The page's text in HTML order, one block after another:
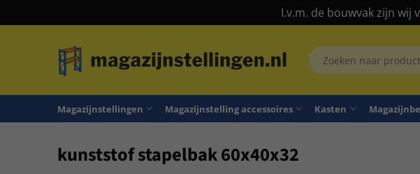
I.v.m. de bouwvak zijn wij
Zoeken
naar:
Magazijnstellingen Magazijnstelling accessoires Kasten
kunststof stapelbak 60x40x32